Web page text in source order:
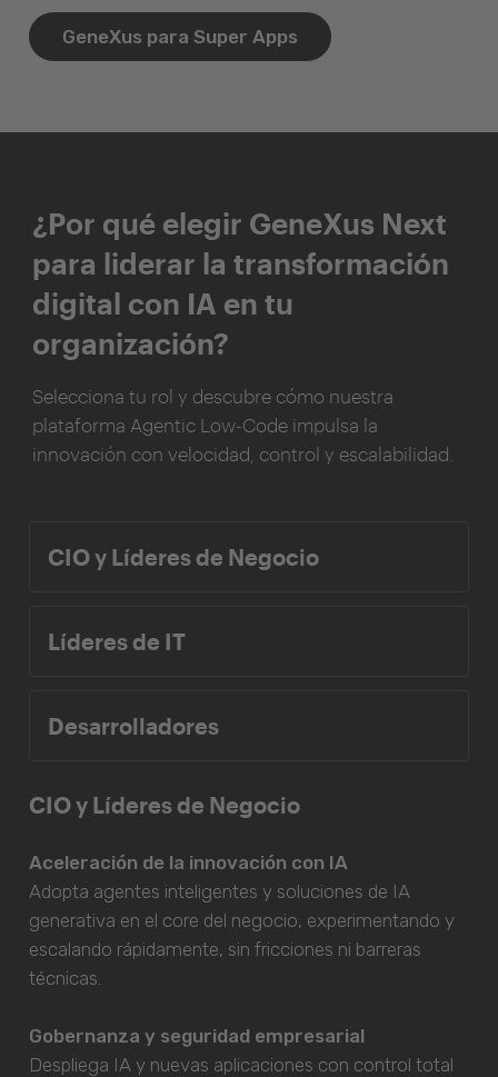
GeneXus para Super Apps
¿Por qué elegir GeneXus Next
para liderar la transformación
digital con IA en tu
organización?
Selecciona tu rol y descubre cómo nuestra
plataforma Agentic Low-Code impulsa la
innovación con velocidad, control y escalabilidad.
CIO y Líderes de Negocio
Líderes de IT
Desarrolladores
CIO y Líderes de Negocio
Aceleración de la innovación con IA
Adopta agentes inteligentes y soluciones de IA
generativa en el core del negocio, experimentando y
escalando rápidamente, sin fricciones ni barreras
técnicas.
Gobernanza y seguridad empresarial
Despliega IA y nuevas aplicaciones con control total